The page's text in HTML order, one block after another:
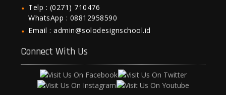
Telp : (0271) 710476
WhatsApp : 08812958590
Email : admin@solodesignschool.id
Connect With Us